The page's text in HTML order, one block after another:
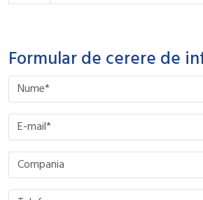
Formular de cerere de
Please leave this field empty.
Please leave this field empty.
Please leave this field empty.
Please leave this field empty.